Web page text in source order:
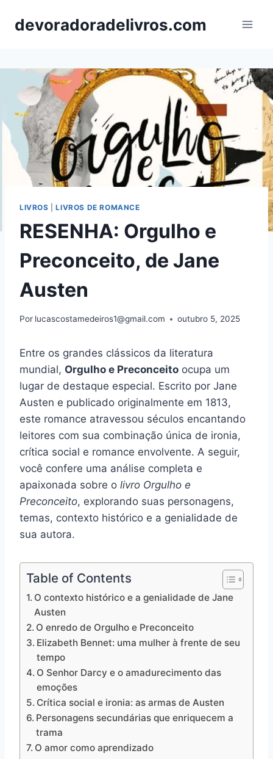
paradevoradoradelivros.com
LIVROS |LIVROS DE ROMANCE
RESENHA: Orgulho e
Preconceito, de Jane
Austen
Por lucascostamedeiros1@gmail.com outubro 5, 2025
Entre os grandes clássicos da literatura
mundial, Orgulho e Preconceito ocupa um
lugar de destaque especial. Escrito por Jane
Austen e publicado originalmente em 1813,
este romance atravessou séculos encantando
leitores com sua combinação única de ironia,
crítica social e romance envolvente. A seguir,
você confere uma análise completa e
apaixonada sobre o livro Orgulho e
Preconceito, explorando suas personagens,
temas, contexto histórico e a genialidade de
sua autora.
Table of Contents
O contexto histórico e a genialidade de Jane
Austen
O enredo de Orgulho e Preconceito
Elizabeth Bennet: uma mulher à frente de seu
tempo
O Senhor Darcy e o amadurecimento das
emoções
Crítica social e ironia: as armas de Austen
Personagens secundárias que enriquecem a
trama
O amor como aprendizado